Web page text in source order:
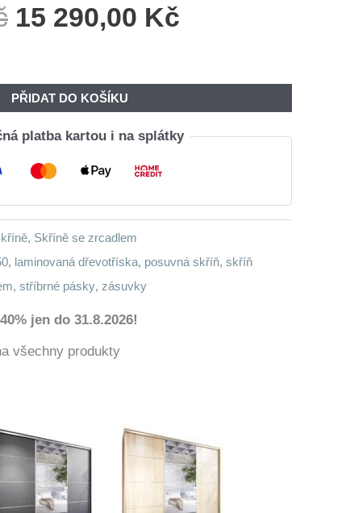
Původní
18
340,00 Kč.
15 290,00 Kč
290,00 Kč.
PŘIDAT DO KOŠÍKU
platba kartou i na splátky
, Skříně se zrcadlem
, laminovaná dřevotříska, posuvná skříň, skříň
, stříbrné pásky, zásuvky
jen do 31.8.2026!
všechny produkty